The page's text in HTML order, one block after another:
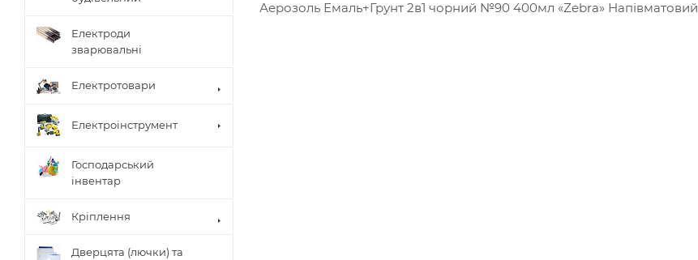
Аерозоль Емаль+Грунт 2в1 чорний №90 400мл «Zebra» Напівматовий
Електроди
зварювальні
Електротовари
Електроінструмент
Господарський
інвентар
Кріплення
Дверцята (лючки) та